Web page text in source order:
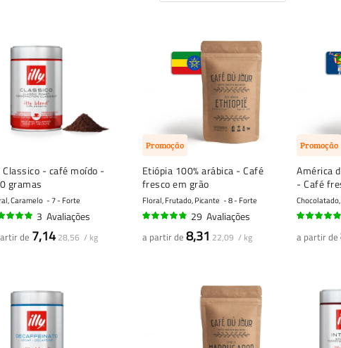
Classico - café moído -
gramas
Caramelo 7 - Forte
3 Avaliações
de 7,14 28,56 / kg
Promoção
Etiópia 100% arábica - Café
fresco em grão
Floral, Frutado, Picante 8 - Forte
29 Avaliações
a partir de 8,31 22,09 / kg
Promoção
América
- Café
a partir de